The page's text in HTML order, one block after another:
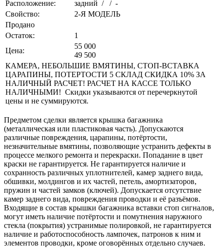
Расположение:
задний / / -
Свойство:
2-Я МОДЕЛЬ
Продано
Остаток:
1
Цена:
55 000
49 500
КАМЕРА, НЕБОЛЬШИЕ ВМЯТИНЫ, СТОП-ВСТАВКА
ЦАРАПИНЫ, ПОТЕРТОСТИ 5 СКЛАД СКИДКА 10% ЗА
НАЛИЧНЫЙ РАСЧЕТ! РАСЧЕТ НА КАССЕ ТОЛЬКО
НАЛИЧНЫМИ! Скидки указываются от перечеркнутой
цены и не суммируются.
Предметом сделки является крышка багажника
(металлическая или пластиковая часть). Допускаются
различные повреждения, царапины, потёртости,
незначительные вмятины, позволяющие устранить дефекты в
процессе мелкого ремонта и перекраски. Попадание в цвет
краски не гарантируется. Не гарантируется наличие и
сохранность различных уплотнителей, камер заднего вида,
обшивки, молдингов и их частей, петель, амортизаторов,
пружин и частей замков (ключей). Допускается отсутствие
камер заднего вида, повреждения проводки и её разъёмов.
Входящие в состав крышки багажника вставки стоп сигналов,
могут иметь наличие потёртости и помутнения наружного
стекла (покрытия) устранимые полировкой, не гарантируется
наличие и работоспособность лампочек, патронов к ним и
элементов проводки, кроме оговорённых отдельно случаев.